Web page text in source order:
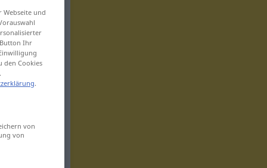
und
Ihr
den Cookies
.
von
von